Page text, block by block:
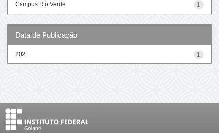
1
Campus Rio Verde
Data de Publicação
1
2021